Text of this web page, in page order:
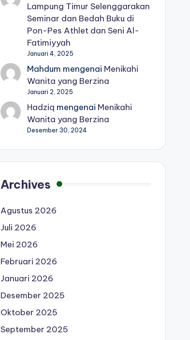
Lampung Timur Selenggarakan
Seminar dan Bedah Buku di
Pon-Pes Athlet dan Seni Al-
Fatimiyyah
Januari 4, 2025
Mahdum mengenai Menikahi
Wanita yang Berzina
Januari 2, 2025
Hadziq mengenai Menikahi
Wanita yang Berzina
Desember 30, 2024
Archives
Agustus 2026
Juli 2026
Mei 2026
Februari 2026
Januari 2026
Desember 2025
Oktober 2025
September 2025